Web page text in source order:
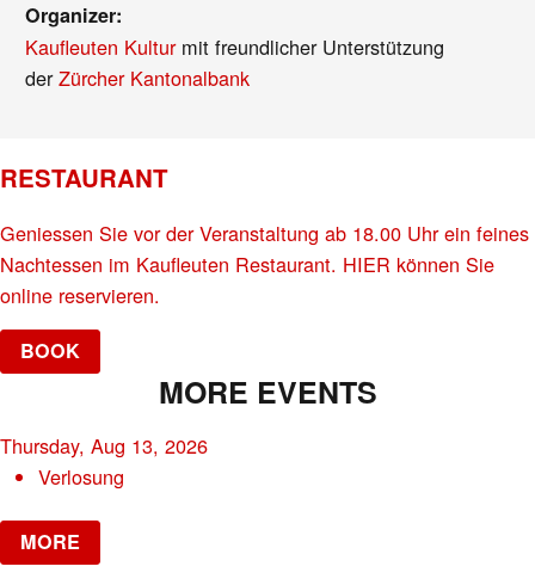
Organizer:
Kaufleuten Kulturmit freundlicher Unterstützung
derZürcher Kantonalbank
RESTAURANT
Geniessen Sie vor der Veranstaltung ab 18.00 Uhr ein feines
Nachtessen im Kaufleuten Restaurant. HIER können Sie
online reservieren.
BOOK
MORE EVENTS
Thursday, Aug 13, 2026
Verlosung
MORE